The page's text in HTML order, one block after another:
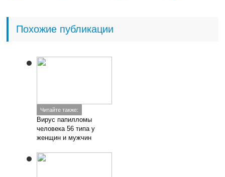
Похожие публикации
Читайте также:
Вирус папилломы
человека 56 типа у
женщин и мужчин